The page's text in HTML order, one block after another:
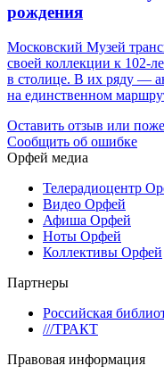
рождения
Московский Музей
своей коллекции к 102-
в столице. В их ряду —
на единственном
Оставить отзыв или
Сообщить об ошибке
Орфей медиа
Телерадиоцентр
Видео Орфей
Афиша Орфей
Ноты Орфей
Коллективы Орфей
Партнеры
Российская
///ТРАКТ
Правовая информация